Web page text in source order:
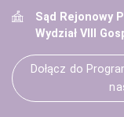
Sąd Rejonowy
Wydział VIII
Dołącz do